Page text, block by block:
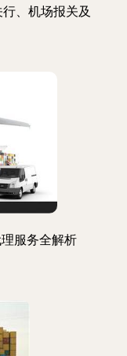
、机场报关及
服务全解析